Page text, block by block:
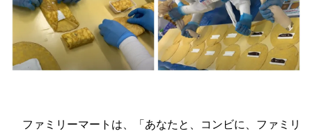
ファミリーマートは、「あなたと、コンビに、ファミリ